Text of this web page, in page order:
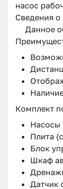
насос
Сведения о
Данное
Комплект
Насосы
Плита
Блок
Шкаф
Датчик